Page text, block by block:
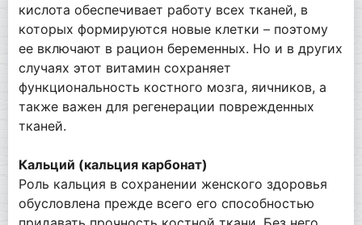
кислота обеспечивает работу всех тканей, в
которых формируются новые клетки – поэтому
ее включают в рацион беременных. Но и в других
случаях этот витамин сохраняет
функциональность костного мозга, яичников, а
также важен для регенерации поврежденных
тканей.
Кальций (кальция карбонат)
Роль кальция в сохранении женского здоровья
обусловлена прежде всего его способностью